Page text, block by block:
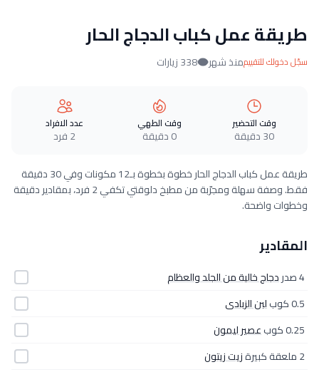
طريقة عمل كباب الدجاج الحار
سجّل دخولك للتقييممنذ شهر 338 زيارات
وقت التحضير
30 دقيقة
وقت الطهي
0 دقيقة
عدد الافراد
2 فرد
طريقة عمل كباب الدجاج الحار خطوة بخطوة بـ12 مكونات وفي 30 دقيقة
فقط. وصفة سهلة ومجرّبة من مطبخ دلوقتي تكفي 2 فرد، بمقادير دقيقة
وخطوات واضحة.
المقادير
4 صدر
دجاج خالية من الجلد والعظام
0.5 كوب
لبن الزبادى
0.25 كوب
عصير ليمون
2 ملعقة كبيرة
زيت زيتون